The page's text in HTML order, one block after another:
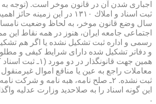
ثبت اسناد و املاك ۱۳۱۰ در این
سال وضع قانون موخر، به لحاظ وضعیت
اجتماعی جامعه ایران، هنوز در همه نقاط این
رسمی و اداره ثبت تشكیل نشده یا اگر هم
و دفاتر تشكیل شده دارای شرایط كیفی و
همین جهت قانونگذار در دو
معاملات راجع به عین یا منافع اموال
ثبت نشده. ۲ـ صلح نامه، هبه نامه و شركت
این گونه اسناد را به صلاحدید وزارت عدلیه
.